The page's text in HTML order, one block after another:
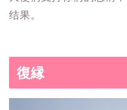
结果。
復縁